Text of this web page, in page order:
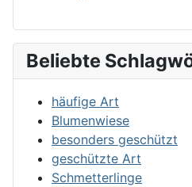
Beliebte
häufige Art
Blumenwiese
besonders geschützt
geschützte Art
Schmetterlinge